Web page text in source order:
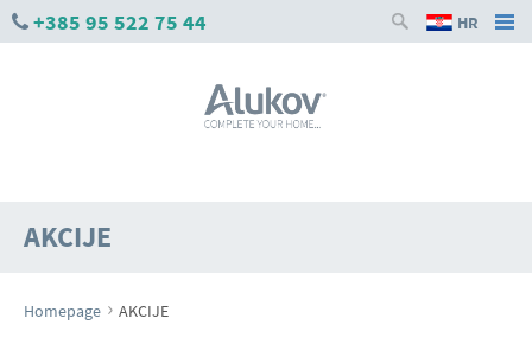
+385 95 522 75 44 HR
AKCIJE
Homepage › AKCIJE